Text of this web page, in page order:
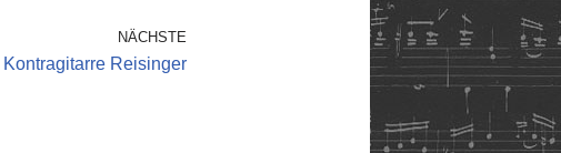
NÄCHSTE
Kontragitarre Reisinger